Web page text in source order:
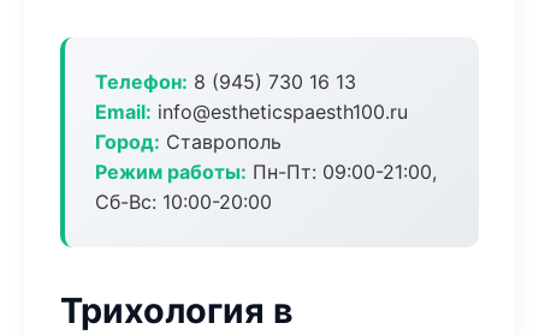
Телефон: 8 (945) 730 16 13
Email: info@estheticspaesth100.ru
Город: Ставрополь
Режим работы: Пн-Пт: 09:00-21:00,
Сб-Вс: 10:00-20:00
Трихология в